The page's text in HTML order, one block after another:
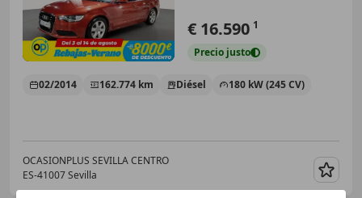
€ 16.590 1
Precio justo
02/2014 162.774 km Diésel 180 kW (245 CV)
OCASIONPLUS SEVILLA CENTRO
ES-41007 Sevilla